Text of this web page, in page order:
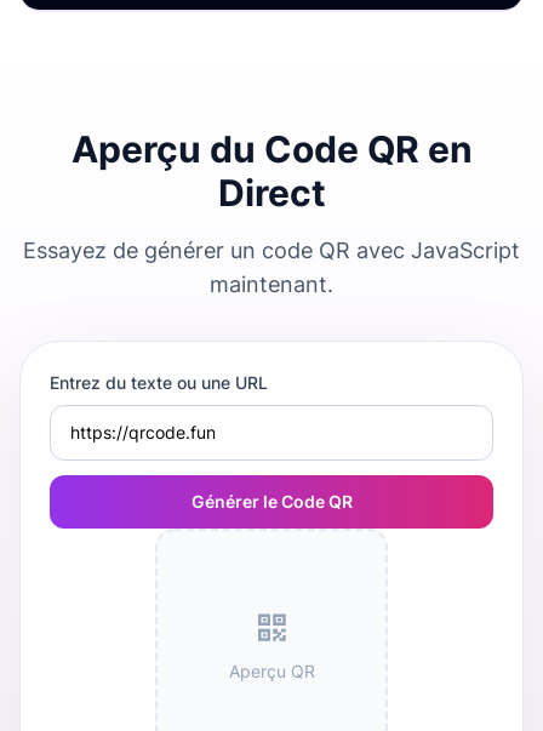
Aperçu du Code QR en
Direct
Essayez de générer un code QR avec JavaScript
maintenant.
Entrez du texte ou une URL
Générer le Code QR
Aperçu QR